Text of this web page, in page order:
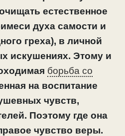
естественное
духа самости и
греха), в личной
искушениях. Этому и
борьба со
на воспитание
чувств,
. Поэтому где она
чувство веры.